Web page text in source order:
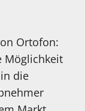
Ortofon:
Möglichkeit
die